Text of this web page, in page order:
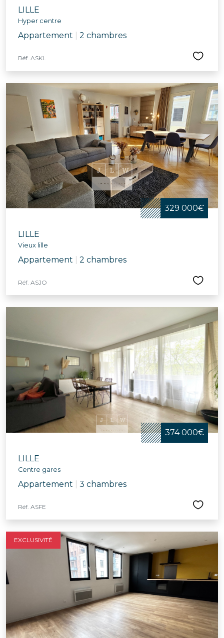
LILLE
Hyper centre
Appartement 2 chambres
Réf. ASKL
329 000€
LILLE
Vieux lille
Appartement 2 chambres
Réf. ASJO
374 000€
LILLE
Centre gares
Appartement 3 chambres
Réf. ASFE
EXCLUSIVITÉ